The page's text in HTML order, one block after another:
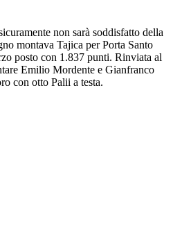
non sarà soddisfatto della
montava Tajica per Porta Santo
posto con 1.837 punti. Rinviata al
Emilio Mordente e Gianfranco
con otto Palii a testa.